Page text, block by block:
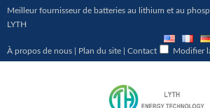
Meilleur fournisseur de batteries au lithium et au
LYTH
À propos de nous Plan du site Contact Modifier